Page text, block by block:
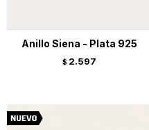
Anillo Siena - Plata 925
$ 2.597